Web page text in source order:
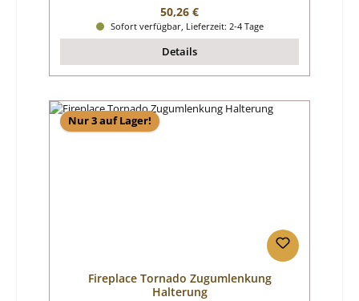
Regulärer Preis:
50,26 €
Sofort verfügbar, Lieferzeit: 2-4 Tage
Details
Nur 3 auf Lager!
Fireplace Tornado Zugumlenkung
Halterung